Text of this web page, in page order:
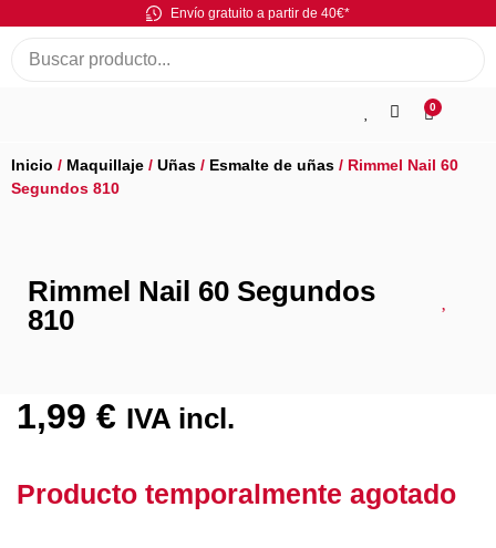
Envío gratuito a partir de 40€*
0
Inicio / Maquillaje / Uñas / Esmalte de uñas / Rimmel Nail 60
Segundos 810
Rimmel Nail 60 Segundos
810
1,99 € IVA incl.
Producto temporalmente agotado